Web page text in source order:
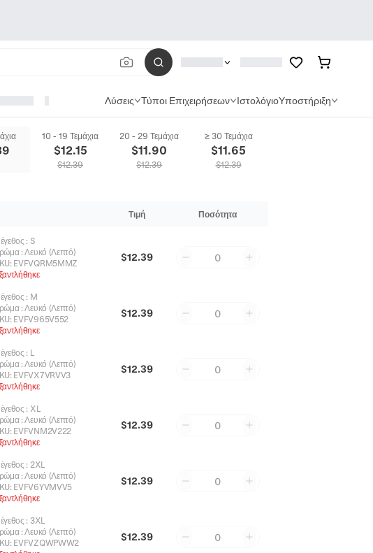
Λύσεις Τύποι Επιχειρήσεων ΙστολόγιοΥποστήριξη
Oversized Hoodie Μίγμα Βαμβακιού Πολυεστέρα Με Γράμματα Μακριά Μανίκια Streetwear
10 - 19 Τεμάχια
$12.15
$12.39
20 - 29 Τεμάχια
$11.90
$12.39
≥ 30 Τεμάχια
$11.65
$12.39
Τιμή Ποσότητα
: S
:Λευκό (Λεπτό)
EVFVQRM5MMZ
$12.39 0
: M
:Λευκό (Λεπτό)
EVFV965V552
$12.39 0
: L
:Λευκό (Λεπτό)
EVFVX7VRVV3
$12.39 0
: XL
:Λευκό (Λεπτό)
EVFVNM2V222
$12.39 0
: 2XL
:Λευκό (Λεπτό)
EVFV6YVMVV5
$12.39 0
: 3XL
:Λευκό (Λεπτό)
EVFVZQWPWW2
$12.39 0